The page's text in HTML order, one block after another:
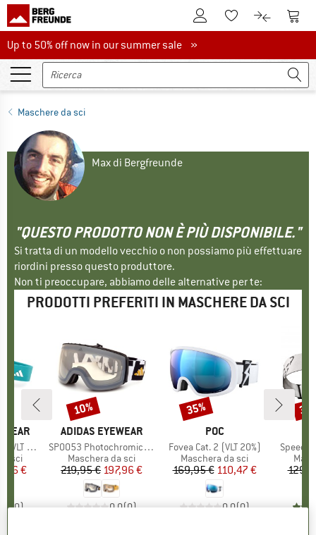
Al conto clienteAlla lista
Al Al
Up to 50% off now in our summer sale
Up to 50% off now in our summer sale »
Maschere da sci
Max di Bergfreunde
"QUESTO PRODOTTO NON È PIÙ DISPONIBILE."
Si tratta di un modello vecchio o non possiamo più effettuare
riordini presso questo produttore.
Non ti preoccupare, abbiamo delle alternative per te:
PRODOTTI PREFERITI IN MASCHERE DA SCI
11%)
sci
ridotto
€
(0)
MARCHIO
ADIDAS EYEWEAR
Articolo
SP0053 Photochromic Mirror Cat. 1-4
Gruppo di prodotti
Maschera da sci
Prezzo
219,95 € Prezzo ridotto
197,96 €
0,0(0)
Sconto
10%
MARCHIO
POC
Articolo
Fovea Cat. 2 (VLT 20%)
Gruppo di prodotti
Maschera da sci
Prezzo
169,95 €Prezzo ridotto
110,47 €
0,0(0)
Sconto
35%
Articolo
Speed